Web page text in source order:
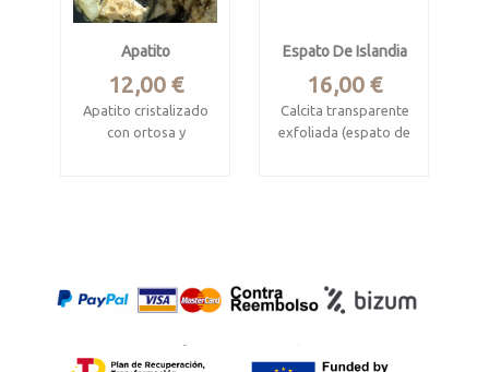
Apatito
Precio
12,00 €
Apatito cristalizado
con ortosa y
Espato De Islandia
Precio
16,00 €
Calcita transparente
exfoliada (espato de